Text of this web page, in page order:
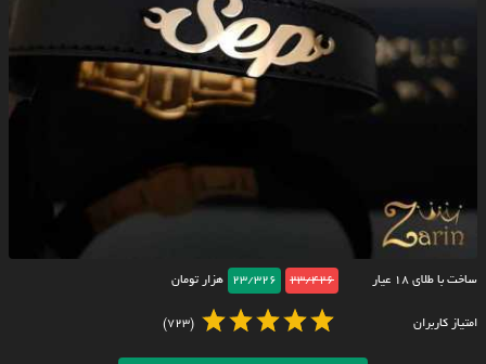
ساخت با طلای ۱۸ عیار 23/426
23/326 هزار تومان
امتیاز کاربران (723)